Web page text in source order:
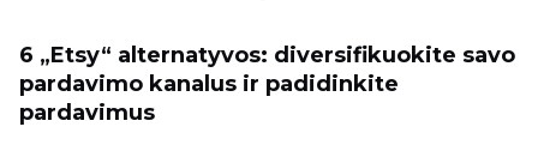
6 „Etsy“ alternatyvos: diversifikuokite savo
pardavimo kanalus ir padidinkite
pardavimus